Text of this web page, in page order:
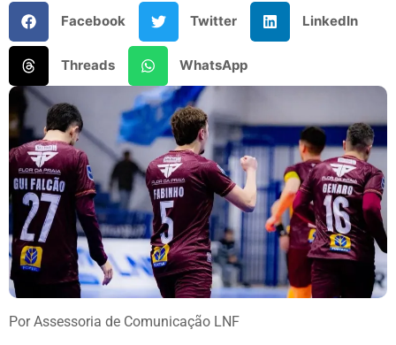
Facebook Twitter LinkedIn
Threads WhatsApp
Por Assessoria de Comunicação LNF